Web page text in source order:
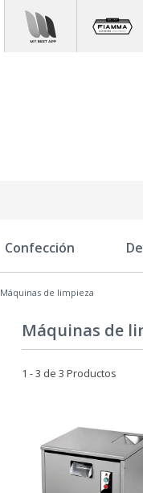
Confección
Máquinas de limpieza
Máquinas de
1 - 3 de 3 Productos